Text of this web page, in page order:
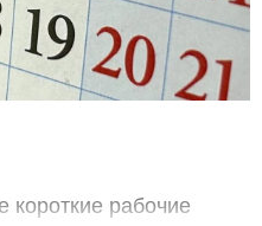
рабочие